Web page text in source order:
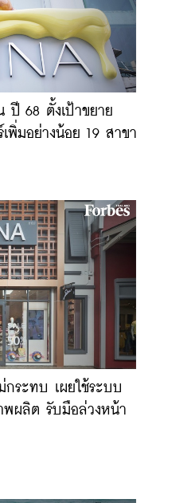
ปี 68 ตั้งเป้าขยาย
พิ่มอย่างน้อย 19 สาขา
กระทบ เผยใช้ระบบ
พผลิต รับมือล่วงหน้า